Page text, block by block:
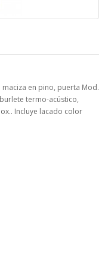
en pino, puerta Mod.
termo-acústico,
Incluye lacado color